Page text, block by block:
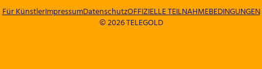
© 2026 TELEGOLD
Für KünstlerImpressumDatenschutzOFFIZIELLE TEILNAHMEBEDINGUNGEN